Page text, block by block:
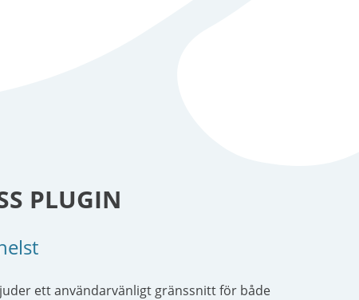
PLUGIN
ett användarvänligt gränssnitt för både